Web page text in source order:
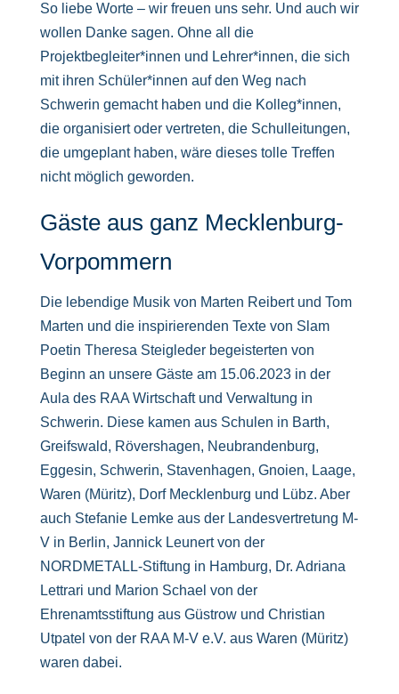
So liebe Worte – wir freuen uns sehr. Und auch wir
wollen Danke sagen. Ohne all die
Projektbegleiter*innen und Lehrer*innen, die sich
mit ihren Schüler*innen auf den Weg nach
Schwerin gemacht haben und die Kolleg*innen,
die organisiert oder vertreten, die Schulleitungen,
die umgeplant haben, wäre dieses tolle Treffen
nicht möglich geworden.
Gäste aus ganz Mecklenburg-
Vorpommern
Die lebendige Musik von Marten Reibert und Tom
Marten und die inspirierenden Texte von Slam
Poetin Theresa Steigleder begeisterten von
Beginn an unsere Gäste am 15.06.2023 in der
Aula des RAA Wirtschaft und Verwaltung in
Schwerin. Diese kamen aus Schulen in Barth,
Greifswald, Rövershagen, Neubrandenburg,
Eggesin, Schwerin, Stavenhagen, Gnoien, Laage,
Waren (Müritz), Dorf Mecklenburg und Lübz. Aber
auch Stefanie Lemke aus der Landesvertretung M-
V in Berlin, Jannick Leunert von der
NORDMETALL-Stiftung in Hamburg, Dr. Adriana
Lettrari und Marion Schael von der
Ehrenamtsstiftung aus Güstrow und Christian
Utpatel von der RAA M-V e.V. aus Waren (Müritz)
waren dabei.